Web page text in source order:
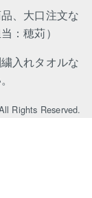
、大口注文な
：穂苅）
入れタオルな
Rights Reserved.